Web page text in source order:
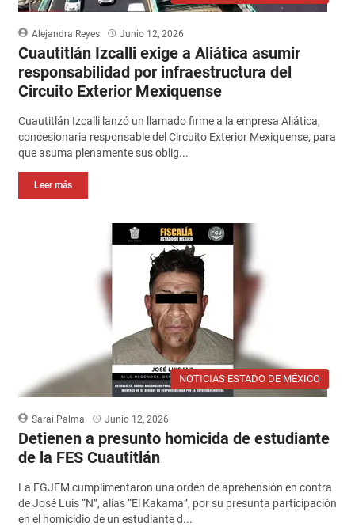
Alejandra Reyes Junio 12, 2026
Cuautitlán Izcalli exige a Aliática asumir
responsabilidad por infraestructura del
Circuito Exterior Mexiquense
Cuautitlán Izcalli lanzó un llamado firme a la empresa Aliática,
concesionaria responsable del Circuito Exterior Mexiquense, para
que asuma plenamente sus oblig...
Leer más
NOTICIAS ESTADO DE MÉXICO
Sarai Palma Junio 12, 2026
Detienen a presunto homicida de estudiante
de la FES Cuautitlán
La FGJEM cumplimentaron una orden de aprehensión en contra
de José Luis “N”, alias “El Kakama”, por su presunta participación
en el homicidio de un estudiante d...